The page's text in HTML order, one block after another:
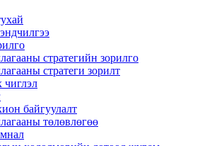
стратегийн зорилго
стратеги зорилт
чиглэл
байгуулалт
төлөвлөгөө